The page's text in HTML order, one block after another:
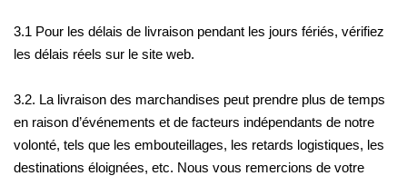
3.1 Pour les délais de livraison pendant les jours fériés, vérifiez
les délais réels sur le site web.
3.2. La livraison des marchandises peut prendre plus de temps
en raison d’événements et de facteurs indépendants de notre
volonté, tels que les embouteillages, les retards logistiques, les
destinations éloignées, etc. Nous vous remercions de votre